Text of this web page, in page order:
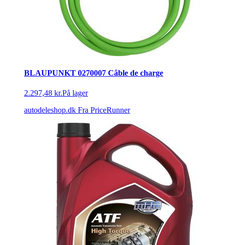
BLAUPUNKT 0270007 Câble de charge
2.297,48 kr.På lager
autodeleshop.dk Fra PriceRunner